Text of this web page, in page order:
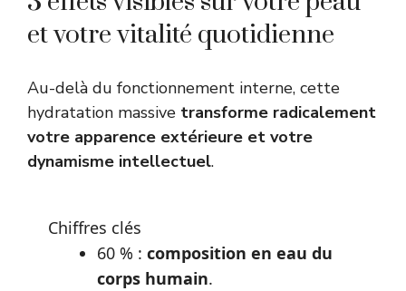
et votre vitalité quotidienne
Au-delà du fonctionnement interne, cette
hydratation massive transforme radicalement
votre apparence extérieure et votre
dynamisme intellectuel.
Chiffres clés
60 % : composition en eau du
corps humain.